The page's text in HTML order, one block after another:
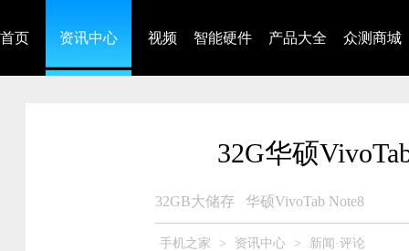
首页 资讯中心 视频 智能硬件 产品大全 众测商城
32G华硕
32GB大储存 华硕VivoTab Note8
手机之家 > 资讯中心 > 新闻·评论